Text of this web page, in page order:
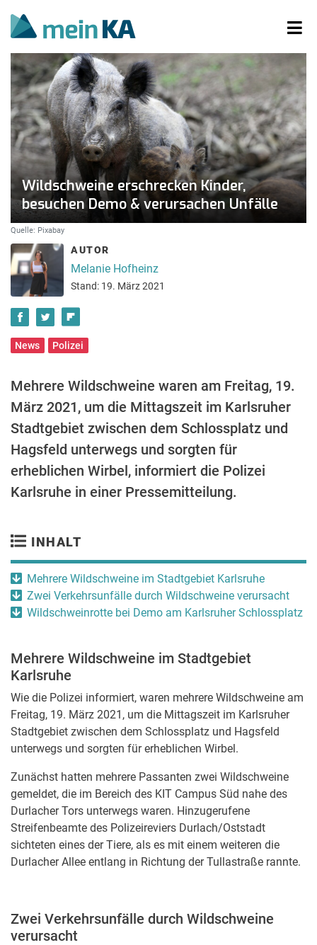
Wildschweine erschrecken Kinder,
besuchen Demo & verursachen Unfälle
Quelle: Pixabay
AUTOR
Melanie Hofheinz
Stand: 19. März 2021
News Polizei
Mehrere Wildschweine waren am Freitag, 19.
März 2021, um die Mittagszeit im Karlsruher
Stadtgebiet zwischen dem Schlossplatz und
Hagsfeld unterwegs und sorgten für
erheblichen Wirbel, informiert die Polizei
Karlsruhe in einer Pressemitteilung.
INHALT
Mehrere Wildschweine im Stadtgebiet Karlsruhe
Zwei Verkehrsunfälle durch Wildschweine verursacht
Wildschweinrotte bei Demo am Karlsruher Schlossplatz
Mehrere Wildschweine im Stadtgebiet
Karlsruhe
Wie die Polizei informiert, waren mehrere Wildschweine am
Freitag, 19. März 2021, um die Mittagszeit im Karlsruher
Stadtgebiet zwischen dem Schlossplatz und Hagsfeld
unterwegs und sorgten für erheblichen Wirbel.
Zunächst hatten mehrere Passanten zwei Wildschweine
gemeldet, die im Bereich des KIT Campus Süd nahe des
Durlacher Tors unterwegs waren. Hinzugerufene
Streifenbeamte des Polizeireviers Durlach/Oststadt
sichteten eines der Tiere, als es mit einem weiteren die
Durlacher Allee entlang in Richtung der Tullastraße rannte.
Zwei Verkehrsunfälle durch Wildschweine
verursacht